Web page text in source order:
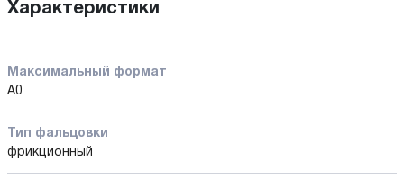
Характеристики
Максимальный формат
А0
Тип фальцовки
фрикционный